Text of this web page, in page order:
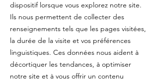
dispositif lorsque vous explorez notre site.
Ils nous permettent de collecter des
renseignements tels que les pages visitées,
la durée de la visite et vos préférences
linguistiques. Ces données nous aident à
décortiquer les tendances, à optimiser
notre site et à vous offrir un contenu